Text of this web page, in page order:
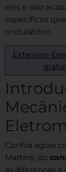
eles e isso
específicos
ondulatório.
Extensivo
Confira agora
Martins, do
as diferenças e